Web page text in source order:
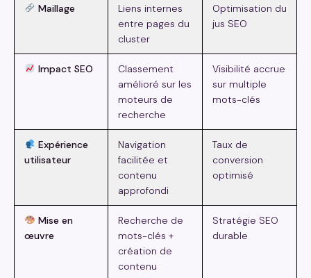
Maillage
Liens internes
entre pages du
cluster
Optimisation du
jus SEO
Impact SEO
Classement
amélioré sur les
moteurs de
recherche
Visibilité accrue
sur multiple
mots-clés
Expérience
utilisateur
Navigation
facilitée et
contenu
approfondi
Taux de
conversion
optimisé
Mise en
œuvre
Recherche de
mots-clés +
création de
contenu
Stratégie SEO
durable